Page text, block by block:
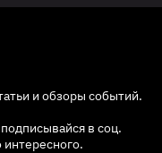
и обзоры событий.
в соц.
интересного.